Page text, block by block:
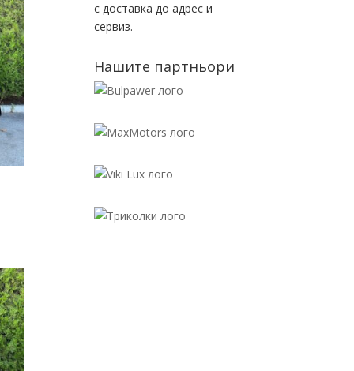
с доставка до адрес и
сервиз.
Нашите партньори